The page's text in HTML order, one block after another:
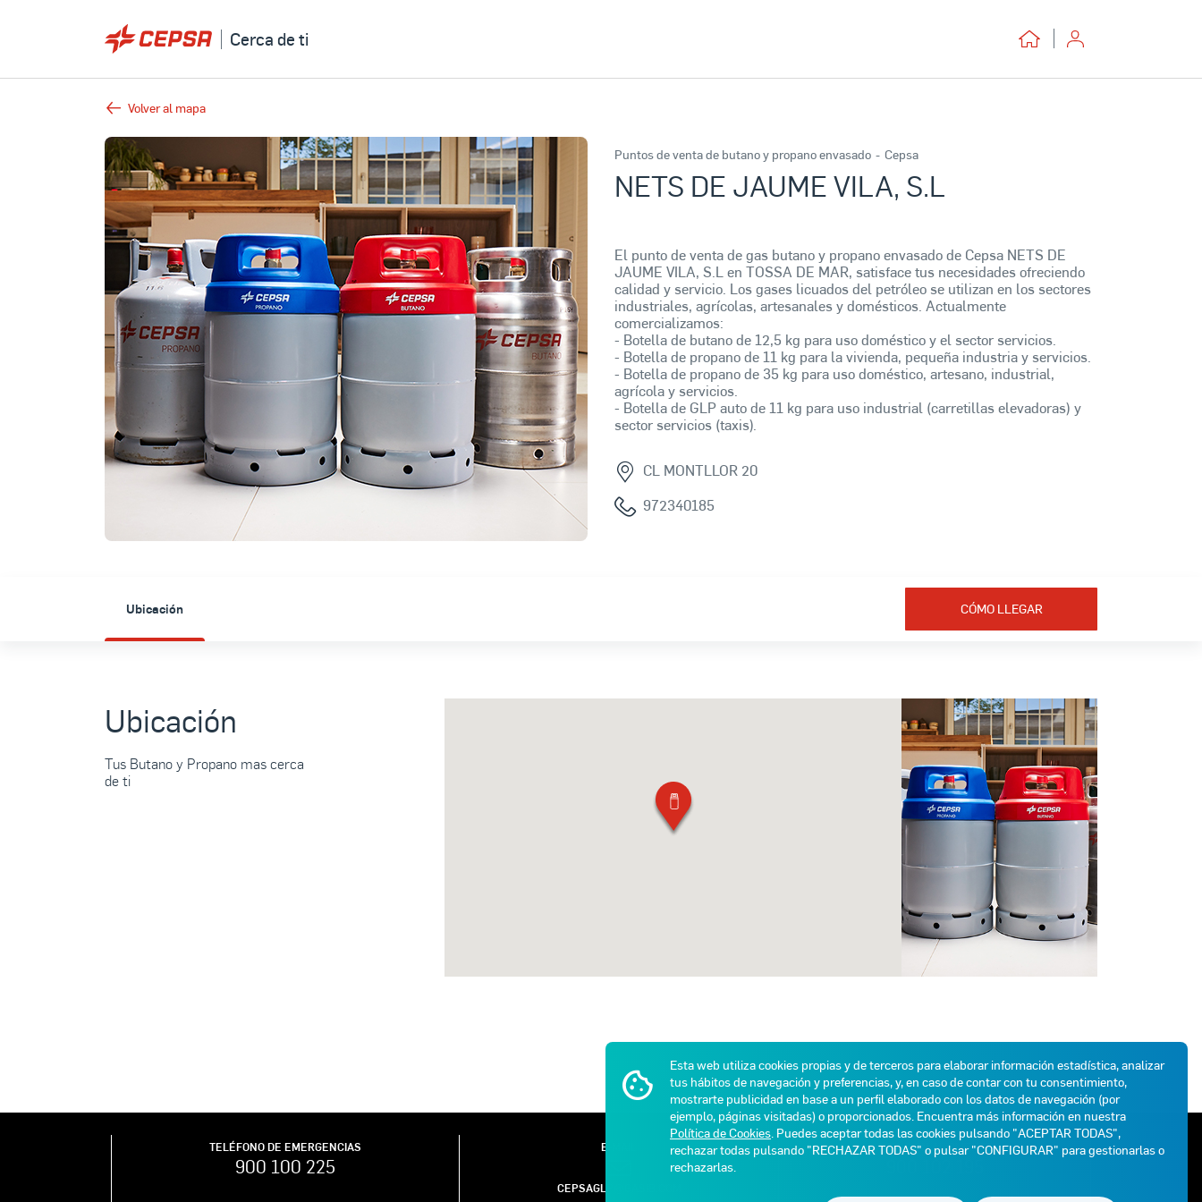
Esta web utiliza cookies propias y de terceros para elaborar información estadística, analizar
tus hábitos de navegación y preferencias, y, en caso de contar con tu consentimiento,
mostrarte publicidad en base a un perfil elaborado con los datos de navegación (por
ejemplo, páginas visitadas) o proporcionados. Encuentra más información en nuestra
Política de Cookies. Puedes aceptar todas las cookies pulsando "ACEPTAR TODAS",
rechazar todas pulsando "RECHAZAR TODAS" o pulsar "CONFIGURAR" para gestionarlas o
rechazarlas.
Cerca de ti
Volver al mapa
Puntos de venta de butano y propano envasado - Cepsa
NETS DE JAUME VILA, S.L
El punto de venta de gas butano y propano envasado de Cepsa NETS DE
JAUME VILA, S.L en TOSSA DE MAR, satisface tus necesidades ofreciendo
calidad y servicio. Los gases licuados del petróleo se utilizan en los sectores
industriales, agrícolas, artesanales y domésticos. Actualmente
comercializamos:
- Botella de butano de 12,5 kg para uso doméstico y el sector servicios.
- Botella de propano de 11 kg para la vivienda, pequeña industria y servicios.
- Botella de propano de 35 kg para uso doméstico, artesano, industrial,
agrícola y servicios.
- Botella de GLP auto de 11 kg para uso industrial (carretillas elevadoras) y
sector servicios (taxis).
CL MONTLLOR 20
972340185
Ubicación CÓMO LLEGAR
Ubicación
Tus Butano y Propano mas cerca
de ti
TELÉFONO DE EMERGENCIAS
900 100 225
E-MAIL
CEPSAGLP@GASIB.COM
ATENCIÓN AL CLIENTE